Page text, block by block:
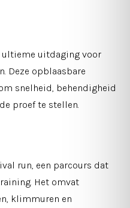
ultieme uitdaging voor
Deze opblaasbare
snelheid, behendigheid
proef te stellen.
run, een parcours dat
Het omvat
klimmuren en